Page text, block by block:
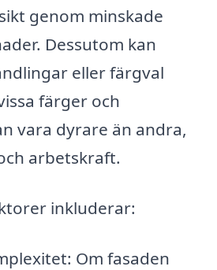
genom minskade
Dessutom kan
eller färgval
färger och
vara dyrare än andra,
arbetskraft.
inkluderar:
Om fasaden